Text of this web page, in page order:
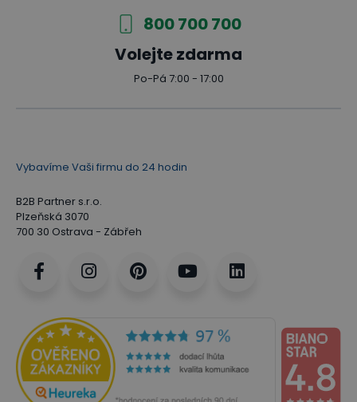
800 700 700
Volejte zdarma
Po-Pá 7:00 - 17:00
Vybavíme Vaši firmu do 24 hodin
B2B Partner s.r.o.
Plzeňská 3070
700 30 Ostrava - Zábřeh